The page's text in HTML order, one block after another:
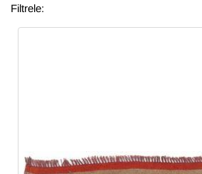
Filtrele: